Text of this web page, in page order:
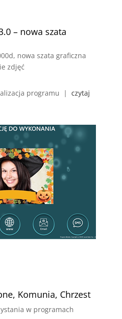
– nowa szata
nowa szata graficzna
zdjęć
programu | czytaj
Komunia, Chrzest
w programach